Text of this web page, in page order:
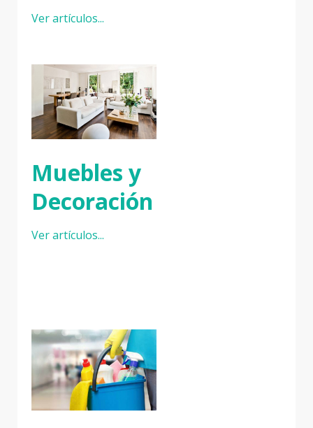
Ver artículos...
Muebles y
Decoración
Ver artículos...